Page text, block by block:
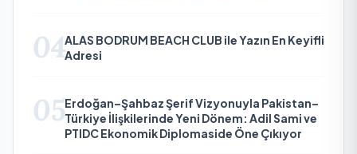
04ALAS BODRUM BEACH CLUB ile Yazın En Keyifli
Adresi
05Erdoğan–Şahbaz Şerif Vizyonuyla Pakistan–
Türkiye İlişkilerinde Yeni Dönem: Adil Sami ve
PTIDC Ekonomik Diplomaside Öne Çıkıyor